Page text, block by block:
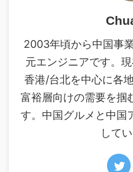
2003年頃から中国事
元エンジニアです。
香港/台北を中心に各
富裕層向けの需要を掴
す。中国グルメと中国
して